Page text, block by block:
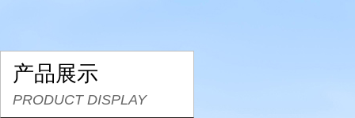
产品展示
PRODUCT DISPLAY